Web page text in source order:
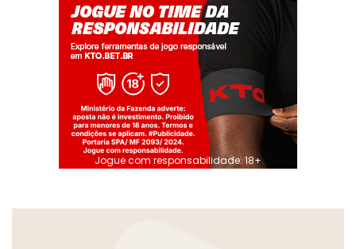
Jogue com responsabilidade. 18+